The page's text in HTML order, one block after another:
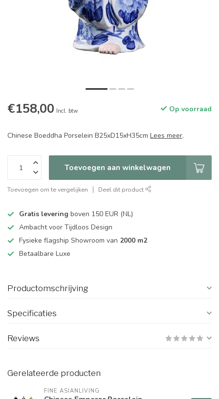
€158,00 Incl. btw Op voorraad
Chinese Boeddha Porselein B25xD15xH35cm Lees meer.
Toevoegen aan winkelwagen
Toevoegen om te vergelijken Deel dit product
Gratis levering boven 150 EUR (NL)
Ambacht voor Tijdloos Design
Fysieke flagship Showroom van 2000 m2
Betaalbare Luxe
Productomschrijving
Specificaties
Reviews
Gerelateerde producten
FINE ASIANLIVING